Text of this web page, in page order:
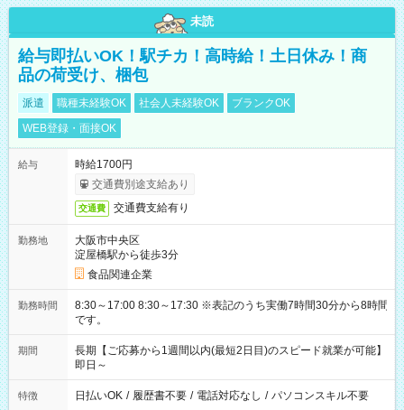
未読
給与即払いOK！駅チカ！高時給！土日休み！商
品の荷受け、梱包
派遣 職種未経験OK 社会人未経験OK
ブランクOK
WEB登録・面接OK
給与
時給1700円
交通費別途支給あり
交通費 交通費支給有り
勤務地
大阪市中央区
淀屋橋駅から徒歩3分
食品関連企業
勤務時間
8:30～17:00 8:30～17:30 ※表記のうち実働7時間30分から8時間
です。
期間
長期【ご応募から1週間以内(最短2日目)のスピード就業が可能】
即日～
特徴 日払いOK / 履歴書不要 / 電話対応なし / パソコンスキル不要